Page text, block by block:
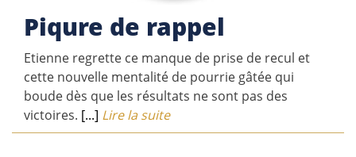
Piqure de rappel
Etienne regrette ce manque de prise de recul et
cette nouvelle mentalité de pourrie gâtée qui
boude dès que les résultats ne sont pas des
victoires. [...] Lire la suite